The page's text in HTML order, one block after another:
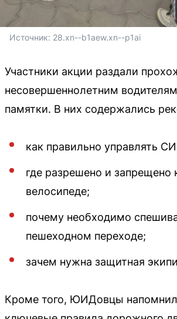
Источник: 28.xn--b1aew.xn--p1ai
Участники акции раздали
несовершеннолетним
памятки. В них содержались
как правильно управлять
где разрешено и запрещено
велосипеде;
почему необходимо
пешеходном переходе;
зачем нужна защитная
Кроме того, ЮИДовцы